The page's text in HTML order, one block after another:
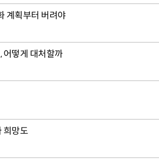
계획부터 버려야
어떻게 대처할까
희망도